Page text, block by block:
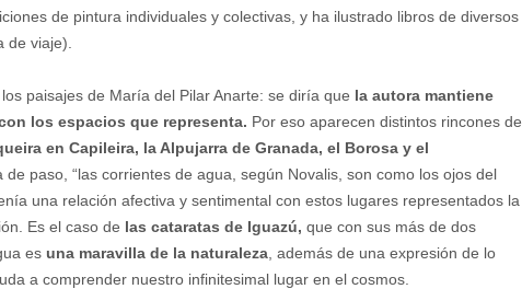
de pintura individuales y colectivas, y ha ilustrado libros de diversos
viaje).
paisajes de María del Pilar Anarte: se diría que la autora mantiene
los espacios que representa. Por eso aparecen distintos rincones de
en Capileira, la Alpujarra de Granada, el Borosa y el
de paso, “las corrientes de agua, según Novalis, son como los ojos del
una relación afectiva y sentimental con estos lugares representados la
Es el caso de las cataratas de Iguazú, que con sus más de dos
es una maravilla de la naturaleza , además de una expresión de lo
a comprender nuestro infinitesimal lugar en el cosmos.